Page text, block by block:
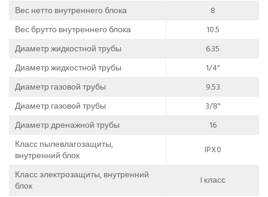
Вес нетто внутреннего блока
8
Вес брутто внутреннего блока
10.5
Диаметр жидкостной трубы
6.35
Диаметр жидкостной трубы
1/4"
Диаметр газовой трубы
9.53
Диаметр газовой трубы
3/8"
Диаметр дренажной трубы
16
Класс пылевлагозащиты,
внутренний блок
IPX0
Класс электрозащиты, внутренний
блок
I класс